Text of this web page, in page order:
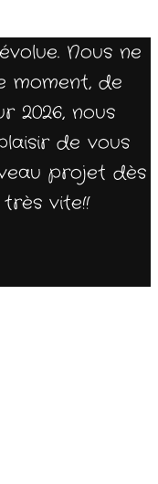
Nous ne
moment, de
2026, nous
de vous
projet dès
très vite!!